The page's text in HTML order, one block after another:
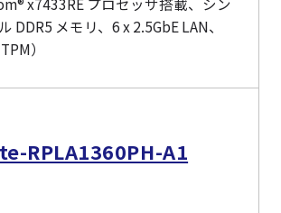
DDR5 メモリ、6 x 2.5GbE LAN、
）
RPLA1360PH-A1